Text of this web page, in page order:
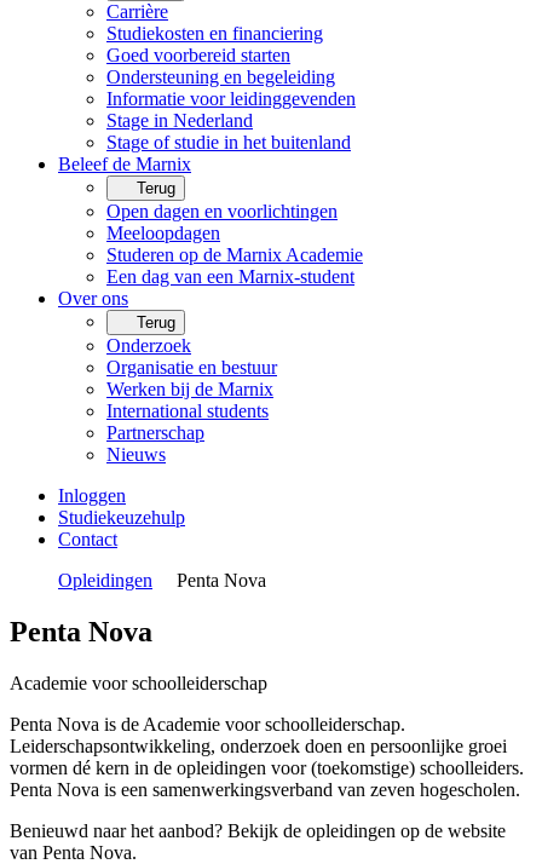
Carrière
Studiekosten en financiering
Goed voorbereid starten
Ondersteuning en begeleiding
Informatie voor leidinggevenden
Stage in Nederland
Stage of studie in het buitenland
Beleef de Marnix
Terug
Open dagen en voorlichtingen
Meeloopdagen
Studeren op de Marnix Academie
Een dag van een Marnix-student
Over ons
Terug
Onderzoek
Organisatie en bestuur
Werken bij de Marnix
International students
Partnerschap
Nieuws
Inloggen
Studiekeuzehulp
Contact
Opleidingen
Penta Nova
Penta Nova
Academie voor schoolleiderschap
Penta Nova is de Academie voor schoolleiderschap.
Leiderschapsontwikkeling, onderzoek doen en persoonlijke groei
vormen dé kern in de opleidingen voor (toekomstige) schoolleiders.
Penta Nova is een samenwerkingsverband van zeven hogescholen.
Benieuwd naar het aanbod? Bekijk de opleidingen op de website
van Penta Nova.